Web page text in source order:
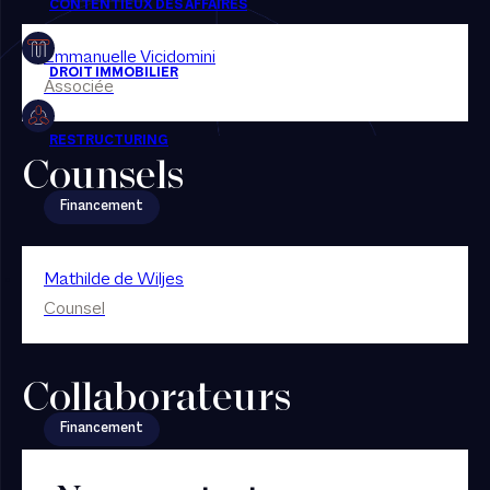
Restructuring
Emmanuelle Vicidomini
Associée
Counsels
Financement
Mathilde de Wiljes
Counsel
Collaborateurs
Financement